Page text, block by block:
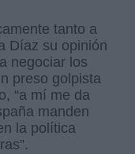
tanto a
Díaz su opinión
negociar los
preso golpista
“a mí me da
manden
la política